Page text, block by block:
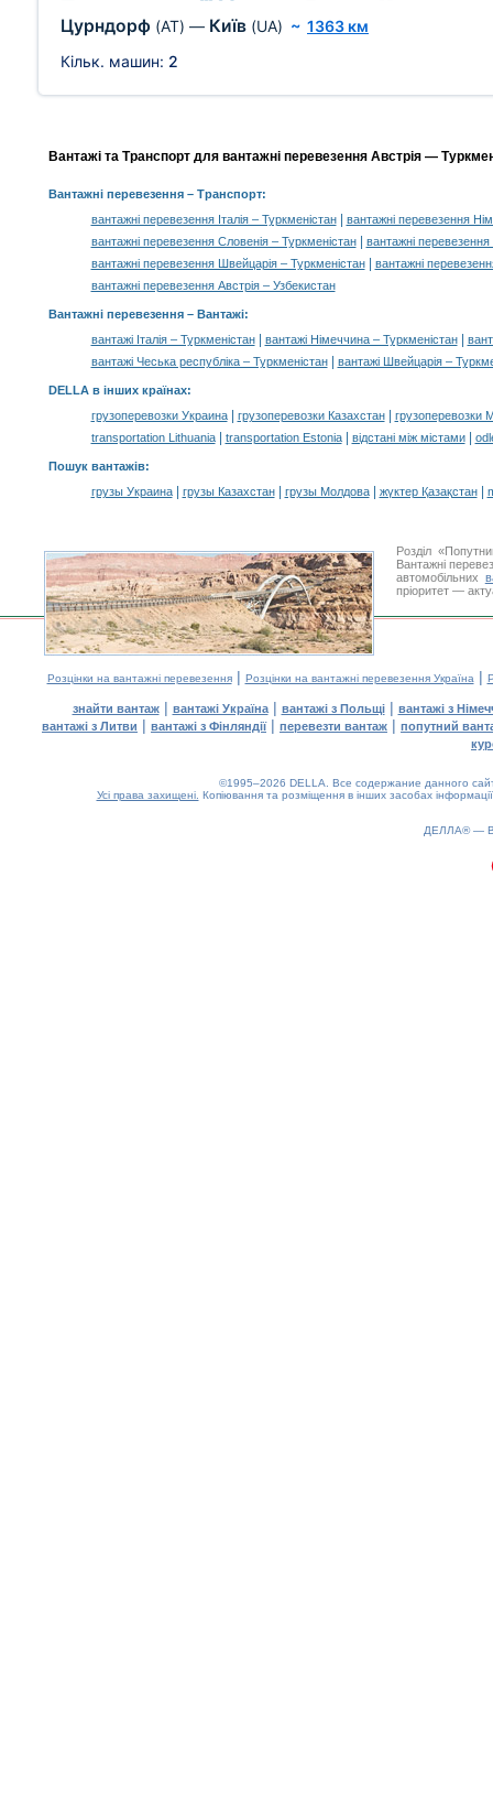
Цурндорф (AT) — Київ (UA) ~ 1363 км
Кільк. машин: 2
Вантажі та Транспорт для вантажні перевезення Австрія —
Вантажні перевезення– Транспорт:
вантажні перевезення Італія – Туркменістан|
вантажні перевезення
вантажні перевезення Словенія – Туркменістан|
вантажні
вантажні перевезення Швейцарія – Туркменістан|
вантажні
вантажні перевезення Австрія – Узбекистан
Вантажні перевезення – Вантажі:
вантажі Італія – Туркменістан| вантажі Німеччина – Туркменістан|
вантажі Чеська республіка – Туркменістан| вантажі Швейцарія –
DELLA в інших країнах:
грузоперевозки Украина| грузоперевозки Казахстан|
грузоперевозки
transportation Lithuania| transportation Estonia| відстані між містами|
Пошук вантажів:
грузы Украина| грузы Казахстан| грузы Молдова| жүктер Қазақстан|
Розділ
Вантажні
автомобільних
пріоритет —
Розцінки на вантажні перевезення| Розцінки на вантажні перевезення Україна |
знайти вантаж| вантажі Україна| вантажі з Польщі| вантажі з
вантажі з Литви | вантажі з Фінляндії| перевезти вантаж | попутний
©1995–2026 DELLA. Все содержание данного
Усі права захищені. Копіювання та розміщення в інших засобах
ДЕЛЛА® —